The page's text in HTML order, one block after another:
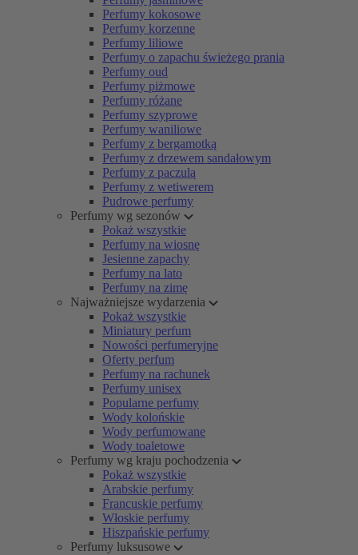
Perfumy kokosowe
Perfumy korzenne
Perfumy liliowe
Perfumy o zapachu świeżego prania
Perfumy oud
Perfumy piżmowe
Perfumy różane
Perfumy szyprowe
Perfumy waniliowe
Perfumy z bergamotką
Perfumy z drzewem sandałowym
Perfumy z paczulą
Perfumy z wetiwerem
Pudrowe perfumy
Perfumy wg sezonów
Pokaż wszystkie
Perfumy na wiosnę
Jesienne zapachy
Perfumy na lato
Perfumy na zimę
Najważniejsze wydarzenia
Pokaż wszystkie
Miniatury perfum
Nowości perfumeryjne
Oferty perfum
Perfumy na rachunek
Perfumy unisex
Popularne perfumy
Wody kolońskie
Wody perfumowane
Wody toaletowe
Perfumy wg kraju pochodzenia
Pokaż wszystkie
Arabskie perfumy
Francuskie perfumy
Włoskie perfumy
Hiszpańskie perfumy
Perfumy luksusowe